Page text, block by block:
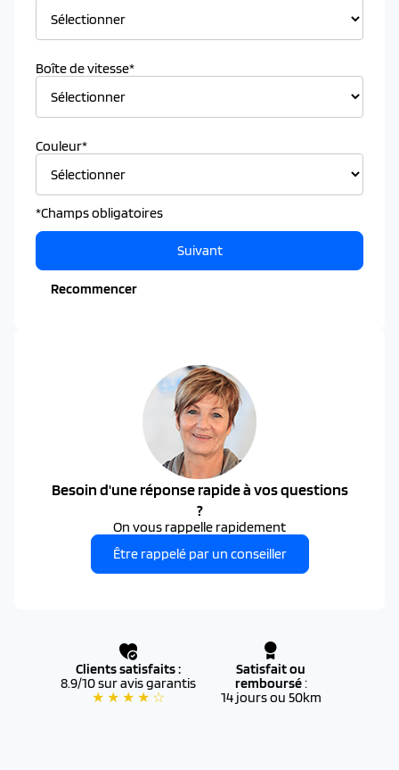
Boîte de vitesse*
Couleur*
*Champs obligatoires
Recommencer
Suivant
Besoin d'une réponse rapide à vos questions
?
On vous rappelle rapidement
Être rappelé par un conseiller
Clients satisfaits :
8.9/10 sur avis garantis
★ ★ ★ ★ ☆
Satisfait ou
remboursé:
14 jours ou 50km